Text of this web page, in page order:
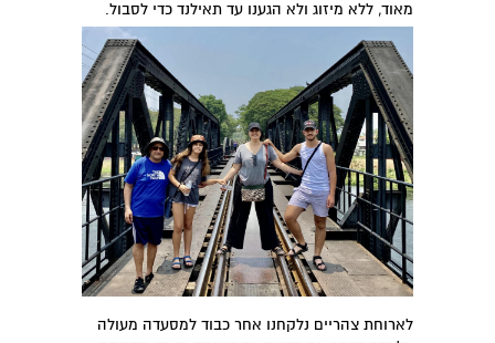
מאוד, ללא מיזוג ולא הגענו עד תאילנד כדי לסבול.
לארוחת צהריים נלקחנו אחר כבוד למסעדה מעולה